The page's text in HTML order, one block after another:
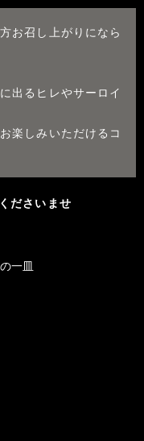
お召し上がりになら
出るヒレやサーロイ
楽しみいただけるコ
ださいませ
一皿